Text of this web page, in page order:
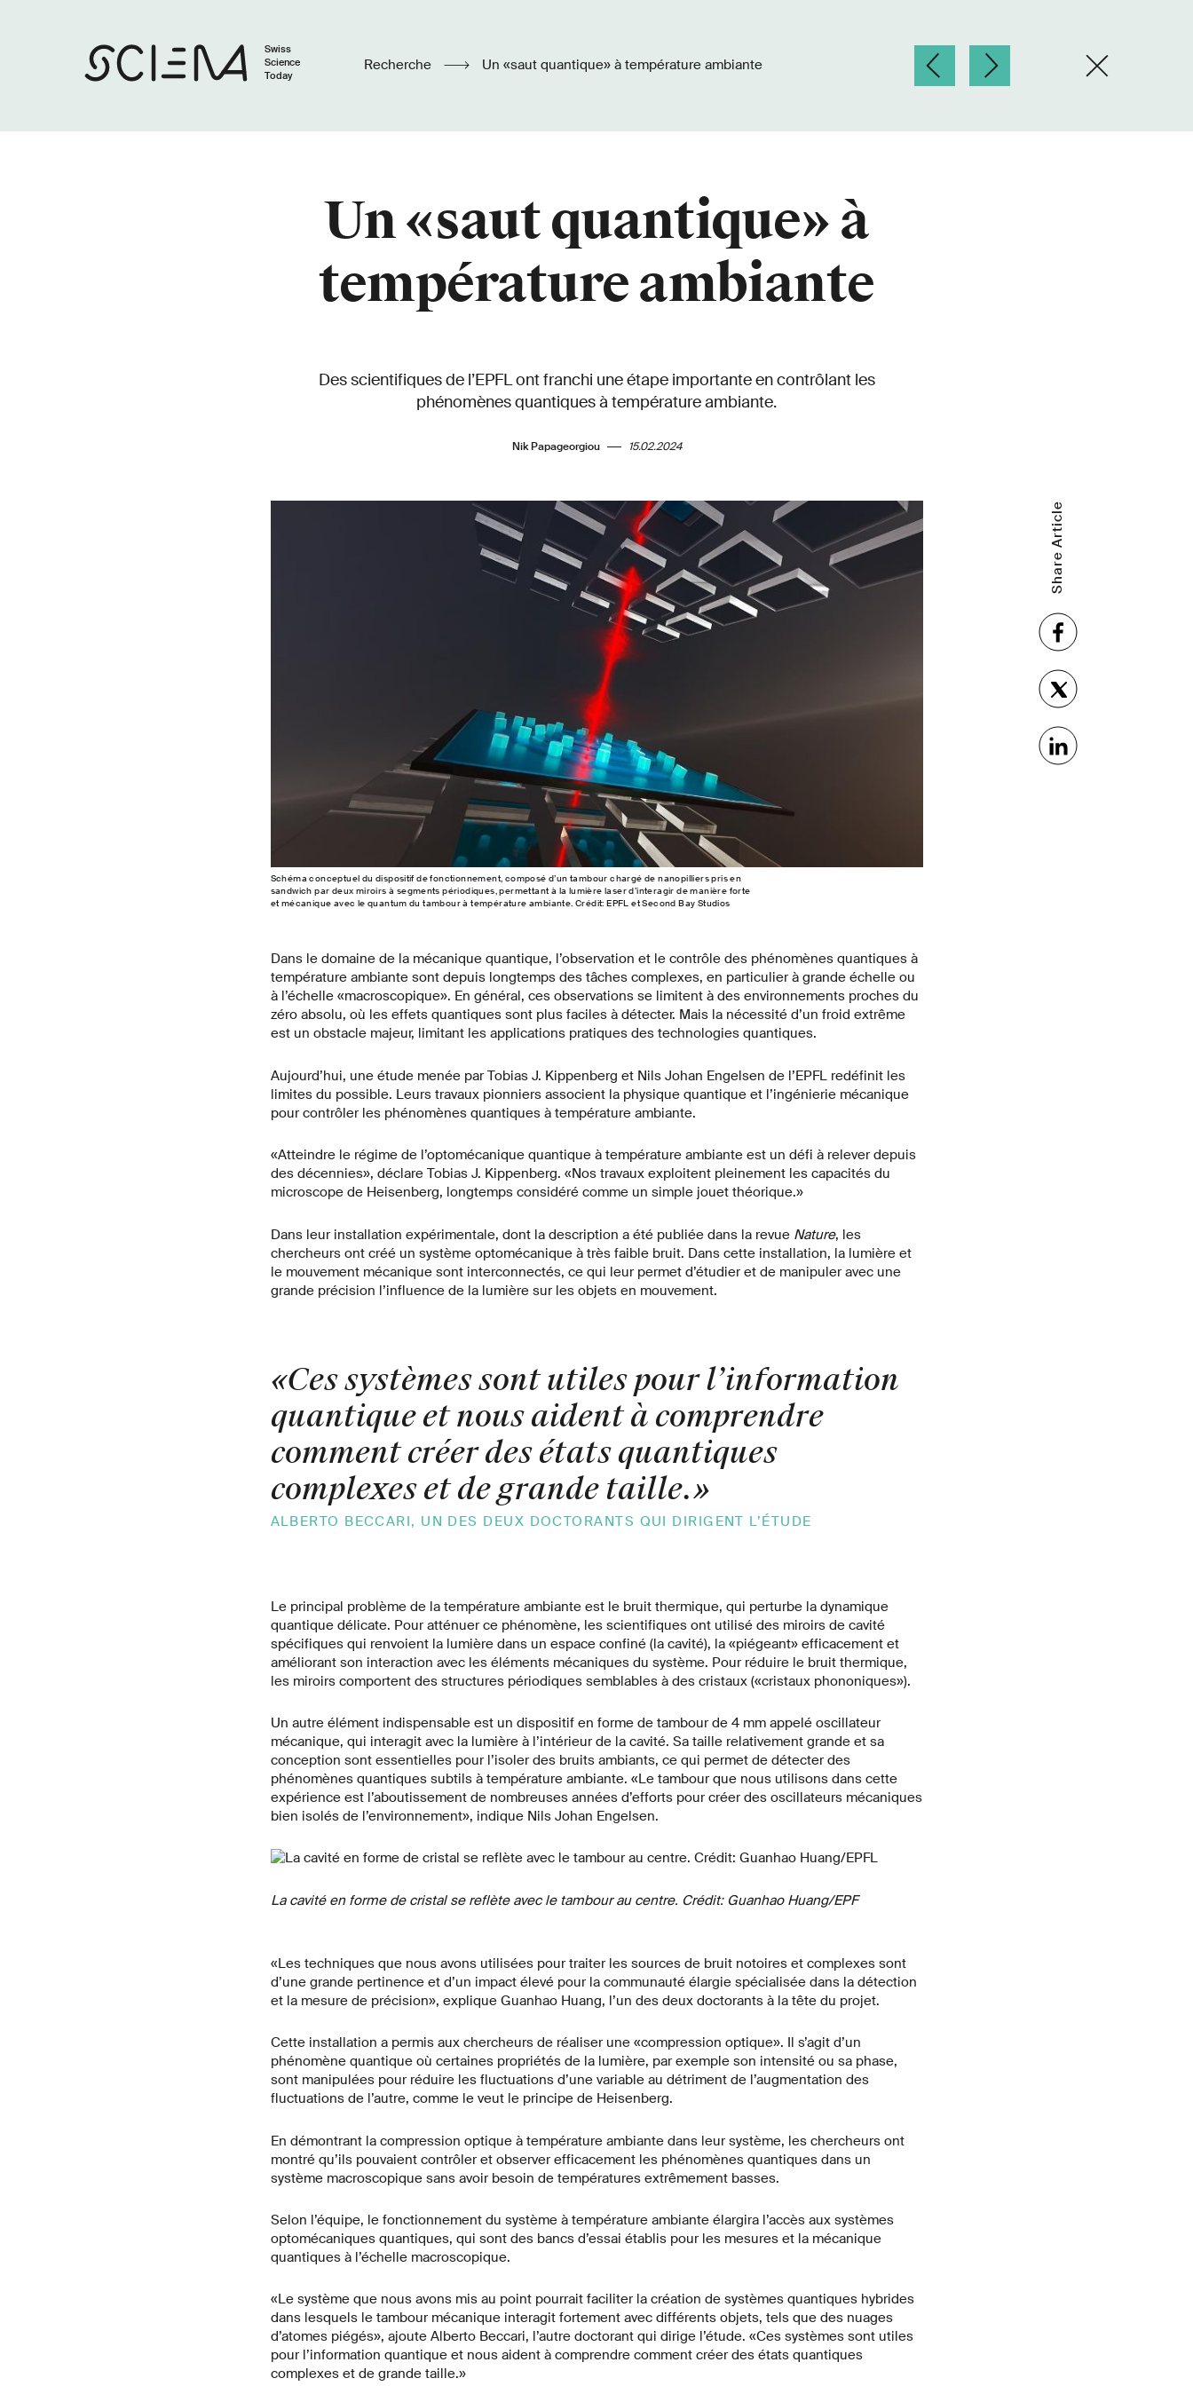
Swiss
Science
Today
Recherche Un «saut quantique» à température ambiante
Un «saut quantique» à
température ambiante
Des scientifiques de l’EPFL ont franchi une étape importante en contrôlant les
phénomènes quantiques à température ambiante.
Nik Papageorgiou 15.02.2024
Schéma conceptuel du dispositif de fonctionnement, composé d’un tambour chargé de nanopilliers pris en
sandwich par deux miroirs à segments périodiques, permettant à la lumière laser d’interagir de manière forte
et mécanique avec le quantum du tambour à température ambiante. Crédit: EPFL et Second Bay Studios
Share Article
Dans le domaine de la mécanique quantique, l’observation et le contrôle des phénomènes quantiques à
température ambiante sont depuis longtemps des tâches complexes, en particulier à grande échelle ou
à l’échelle «macroscopique». En général, ces observations se limitent à des environnements proches du
zéro absolu, où les effets quantiques sont plus faciles à détecter. Mais la nécessité d’un froid extrême
est un obstacle majeur, limitant les applications pratiques des technologies quantiques.
Aujourd’hui, une étude menée par Tobias J. Kippenberg et Nils Johan Engelsen de l’EPFL redéfinit les
limites du possible. Leurs travaux pionniers associent la physique quantique et l’ingénierie mécanique
pour contrôler les phénomènes quantiques à température ambiante.
«Atteindre le régime de l’optomécanique quantique à température ambiante est un défi à relever depuis
des décennies», déclare Tobias J. Kippenberg. «Nos travaux exploitent pleinement les capacités du
microscope de Heisenberg, longtemps considéré comme un simple jouet théorique.»
Dans leur installation expérimentale, dont la description a été publiée dans la revue Nature, les
chercheurs ont créé un système optomécanique à très faible bruit. Dans cette installation, la lumière et
le mouvement mécanique sont interconnectés, ce qui leur permet d’étudier et de manipuler avec une
grande précision l’influence de la lumière sur les objets en mouvement.
«Ces systèmes sont utiles pour l’information
quantique et nous aident à comprendre
comment créer des états quantiques
complexes et de grande taille.»
ALBERTO BECCARI, UN DES DEUX DOCTORANTS QUI DIRIGENT L’ÉTUDE
Le principal problème de la température ambiante est le bruit thermique, qui perturbe la dynamique
quantique délicate. Pour atténuer ce phénomène, les scientifiques ont utilisé des miroirs de cavité
spécifiques qui renvoient la lumière dans un espace confiné (la cavité), la «piégeant» efficacement et
améliorant son interaction avec les éléments mécaniques du système. Pour réduire le bruit thermique,
les miroirs comportent des structures périodiques semblables à des cristaux («cristaux phononiques»).
Un autre élément indispensable est un dispositif en forme de tambour de 4 mm appelé oscillateur
mécanique, qui interagit avec la lumière à l’intérieur de la cavité. Sa taille relativement grande et sa
conception sont essentielles pour l’isoler des bruits ambiants, ce qui permet de détecter des
phénomènes quantiques subtils à température ambiante. «Le tambour que nous utilisons dans cette
expérience est l’aboutissement de nombreuses années d’efforts pour créer des oscillateurs mécaniques
bien isolés de l’environnement», indique Nils Johan Engelsen.
La cavité en forme de cristal se reflète avec le tambour au centre. Crédit: Guanhao Huang/EPF
«Les techniques que nous avons utilisées pour traiter les sources de bruit notoires et complexes sont
d’une grande pertinence et d’un impact élevé pour la communauté élargie spécialisée dans la détection
et la mesure de précision», explique Guanhao Huang, l’un des deux doctorants à la tête du projet.
Cette installation a permis aux chercheurs de réaliser une «compression optique». Il s’agit d’un
phénomène quantique où certaines propriétés de la lumière, par exemple son intensité ou sa phase,
sont manipulées pour réduire les fluctuations d’une variable au détriment de l’augmentation des
fluctuations de l’autre, comme le veut le principe de Heisenberg.
En démontrant la compression optique à température ambiante dans leur système, les chercheurs ont
montré qu’ils pouvaient contrôler et observer efficacement les phénomènes quantiques dans un
système macroscopique sans avoir besoin de températures extrêmement basses.
Selon l’équipe, le fonctionnement du système à température ambiante élargira l’accès aux systèmes
optomécaniques quantiques, qui sont des bancs d’essai établis pour les mesures et la mécanique
quantiques à l’échelle macroscopique.
«Le système que nous avons mis au point pourrait faciliter la création de systèmes quantiques hybrides
dans lesquels le tambour mécanique interagit fortement avec différents objets, tels que des nuages
d’atomes piégés», ajoute Alberto Beccari, l’autre doctorant qui dirige l’étude. «Ces systèmes sont utiles
pour l’information quantique et nous aident à comprendre comment créer des états quantiques
complexes et de grande taille.»